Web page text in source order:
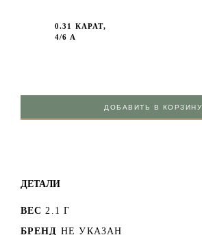
0.31 КАРАТ,
4/6 А
ДОБАВИТЬ В КОРЗИНУ
ДЕТАЛИ
ВЕС 2.1 Г
БРЕНД НЕ УКАЗАН